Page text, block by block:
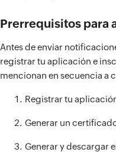
Prerrequisitos para
Antes de enviar
registrar tu aplicación e
mencionan en secuencia a
Registrar tu
Generar un
Generar y descargar